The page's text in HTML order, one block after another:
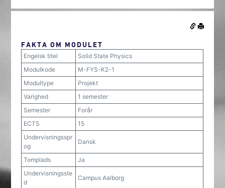
FAKTA OM MODULET
Engelsk titel
Solid State Physics
Modulkode
M-FYS-K2-1
Modultype
Projekt
Varighed
1 semester
Semester
Forår
ECTS
15
Undervisningsspr
og
Dansk
Tomplads
Ja
Undervisningsste
d
Campus Aalborg